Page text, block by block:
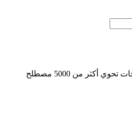
مدار - بيديا موسوعة مصطلحات تحوي أكثر من 5000 مصطلح